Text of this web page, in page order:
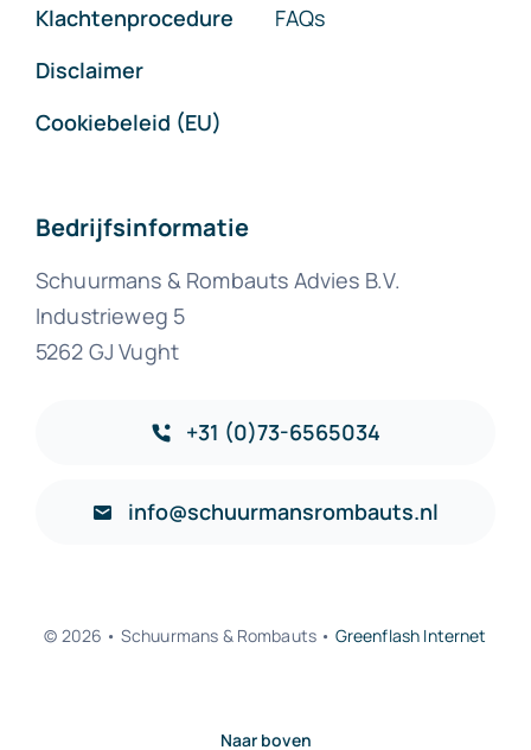
Klachtenprocedure
Disclaimer
Cookiebeleid (EU)
FAQs
Bedrijfsinformatie
Schuurmans & Rombauts Advies B.V.
Industrieweg 5
5262 GJ Vught
+31 (0)73-6565034
info@schuurmansrombauts.nl
© 2026 • Schuurmans & Rombauts • Greenflash Internet
Naar boven